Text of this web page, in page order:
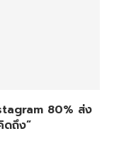
80% ส่ง
ดถึง”